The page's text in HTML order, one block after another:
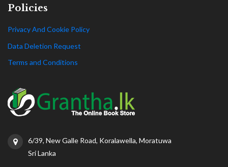
Policies
Privacy And Cookie Policy
Data Deletion Request
Terms and Conditions
6/39, New Galle Road, Koralawella, Moratuwa
Sri Lanka